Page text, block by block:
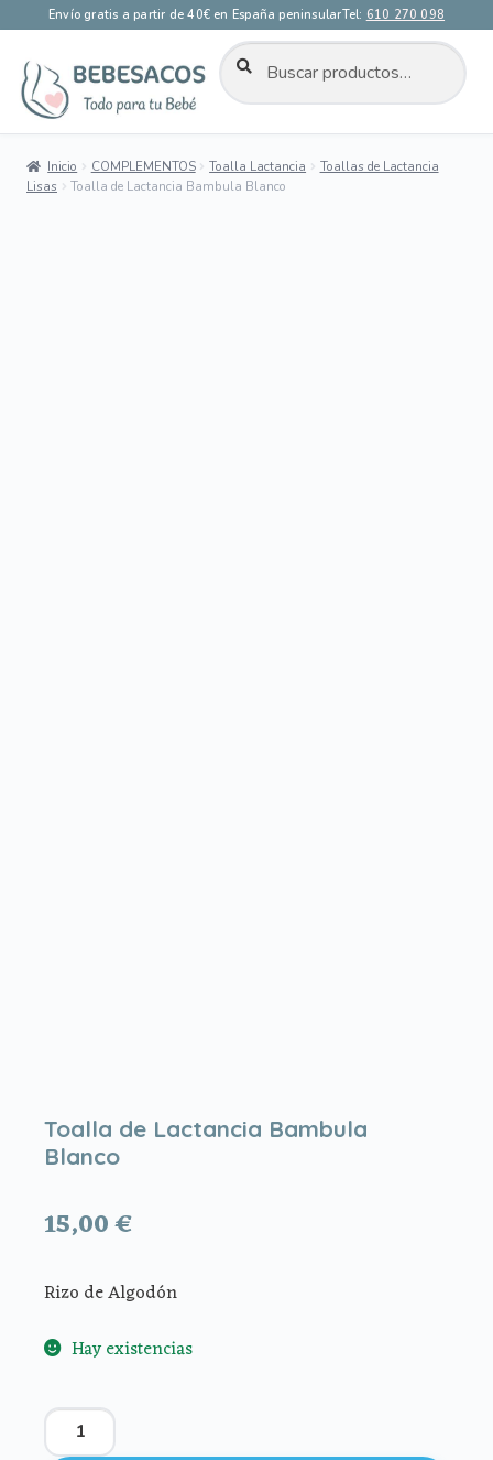
Envío gratis a partir de 40€ en España peninsularTel: 610 270 098
navegación
Buscar
por:
BUSCAR
Inicio COMPLEMENTOS Toalla Lactancia
Toallas de Lactancia
Lisas
Toalla de Lactancia Bambula Blanco
Toalla de Lactancia Bambula
Blanco
15,00€
Rizo de Algodón
Hay existencias
Toalla
de